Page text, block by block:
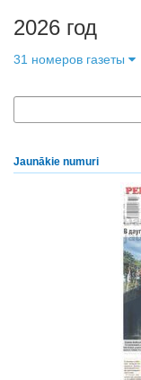
2026 год
31 номеров газеты
Jaunākie numuri